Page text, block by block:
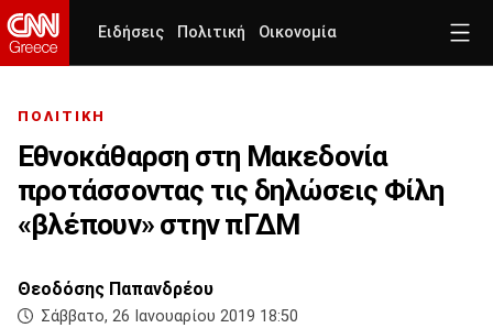
Ειδήσεις Πολιτική Οικονομία
ΠΟΛΙΤΙΚΗ
Εθνοκάθαρση στη Μακεδονία
προτάσσοντας τις δηλώσεις Φίλη
«βλέπουν» στην πΓΔΜ
Θεοδόσης Παπανδρέου
Σάββατο, 26 Ιανουαρίου 2019 18:50